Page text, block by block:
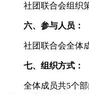
社团联合会组织
六、参与人员：
社团联合会全体
七、组织方式：
全体成员共5个部